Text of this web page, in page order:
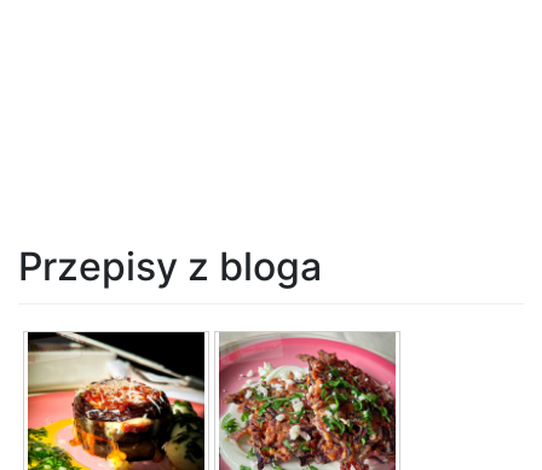
Przepisy z bloga